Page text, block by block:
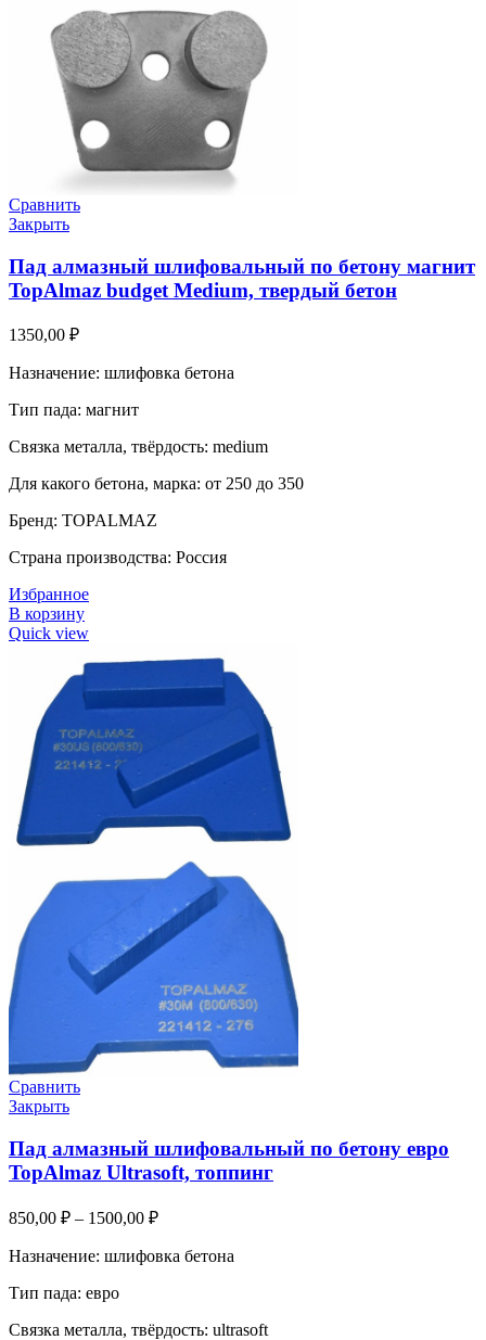
Сравнить
Закрыть
Пад алмазный шлифовальный по бетону магнит
TopAlmaz budget Medium, твердый бетон
1350,00 ₽
Назначение: шлифовка бетона
Тип пада: магнит
Связка металла, твёрдость: medium
Для какого бетона, марка: от 250 до 350
Бренд: TOPALMAZ
Страна производства: Россия
Избранное
В корзину
Quick view
Сравнить
Закрыть
Пад алмазный шлифовальный по бетону евро
TopAlmaz Ultrasoft, топпинг
850,00 ₽ – 1500,00 ₽
Назначение: шлифовка бетона
Тип пада: евро
Связка металла, твёрдость: ultrasoft